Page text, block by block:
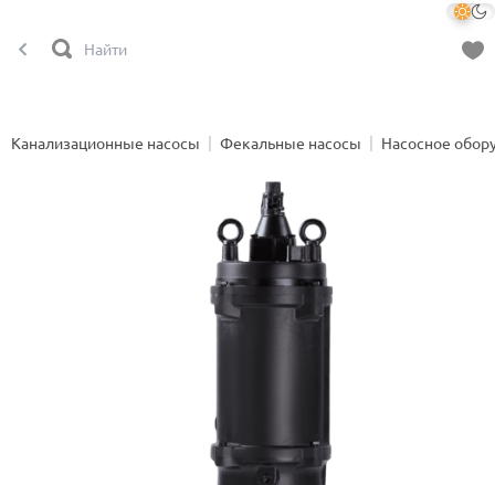
Канализационные насосы Фекальные насосы Насосное